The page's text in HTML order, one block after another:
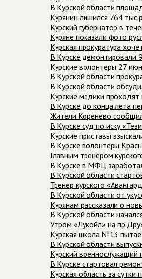
В Курской области
Курянин лишился 764
Курский губернатор в
Куряне показали фото
Курская прокуратура
В Курске демонтировали
Курские волонтеры 27
В Курской области
В Курской области
Курские медики
В Курске до конца лета
Жители Коренево
В Курске суд по иску
Курские приставы
В Курске волонтеры
Главным тренером
В Курске в МФЦ
В Курской области
Тренер курского
В Курской области от
Курянам рассказали о
В Курской области
Утром «Лукойл» на
Курская школа №13
В Курской области
Курский военнослужащий
В Курске стартовал
Курская область за сутки